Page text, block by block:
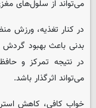
می‌تواند از سلول‌های
در کنار تغذیه، ورزش
بدنی باعث بهبود
در نتیجه تمرکز و
می‌تواند اثرگذار باشد.
خواب کافی، کاهش